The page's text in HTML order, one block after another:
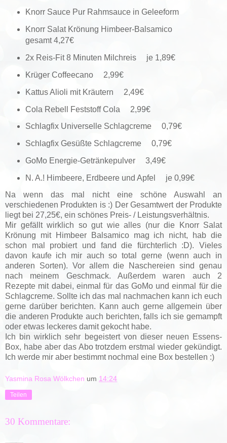
Knorr Sauce Pur Rahmsauce in Geleeform
Knorr Salat Krönung Himbeer-Balsamico
gesamt 4,27€
2x Reis-Fit 8 Minuten Milchreis je 1,89€
Krüger Coffeecano 2,99€
Kattus Alioli mit Kräutern 2,49€
Cola Rebell Feststoff Cola 2,99€
Schlagfix Universelle Schlagcreme 0,79€
Schlagfix Gesüßte Schlagcreme 0,79€
GoMo Energie-Getränkepulver 3,49€
N. A.! Himbeere, Erdbeere und Apfel je 0,99€
Na wenn das mal nicht eine schöne Auswahl an
verschiedenen Produkten is :) Der Gesamtwert der Produkte
liegt bei 27,25€, ein schönes Preis- / Leistungsverhältnis.
Mir gefällt wirklich so gut wie alles (nur die Knorr Salat
Krönung mit Himbeer Balsamico mag ich nicht, hab die
schon mal probiert und fand die fürchterlich :D). Vieles
davon kaufe ich mir auch so total gerne (wenn auch in
anderen Sorten). Vor allem die Naschereien sind genau
nach meinem Geschmack. Außerdem waren auch 2
Rezepte mit dabei, einmal für das GoMo und einmal für die
Schlagcreme. Sollte ich das mal nachmachen kann ich euch
gerne darüber berichten. Kann auch gerne allgemein über
die anderen Produkte auch berichten, falls ich sie gemampft
oder etwas leckeres damit gekocht habe.
Ich bin wirklich sehr begeistert von dieser neuen Essens-
Box, habe aber das Abo trotzdem erstmal wieder gekündigt.
Ich werde mir aber bestimmt nochmal eine Box bestellen :)
Yasmina Rosa Wölkchen um 14:24
Teilen
30 Kommentare: